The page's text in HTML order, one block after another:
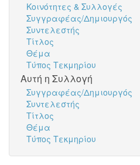
Κοινότητες & Συλλογές
Συγγραφέας/Δημιουργός
Συντελεστής
Τίτλος
Θέμα
Τύπος Τεκμηρίου
Αυτή η Συλλογή
Συγγραφέας/Δημιουργός
Συντελεστής
Τίτλος
Θέμα
Τύπος Τεκμηρίου